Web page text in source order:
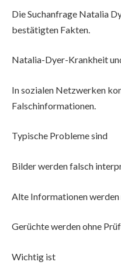
Die Suchanfrage Natalia
bestätigten Fakten.
Natalia-Dyer-Krankheit
In sozialen Netzwerken
Falschinformationen.
Typische Probleme sind
Bilder werden falsch
Alte Informationen
Gerüchte werden ohne
Wichtig ist